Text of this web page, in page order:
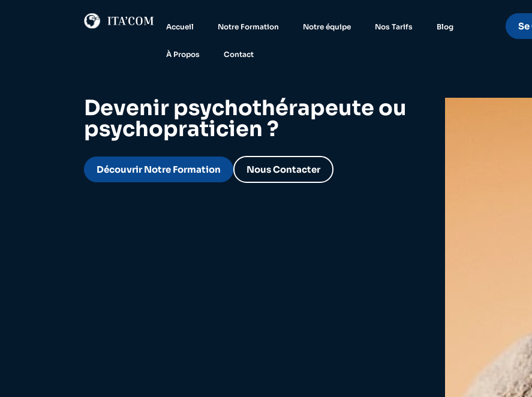
Accueil Notre Formation Notre équipe Nos Tarifs Blog
À Propos Contact
Formation Blog
Devenir psychothérapeute ou
psychopraticien ?
Découvrir Notre Formation Nous Contacter